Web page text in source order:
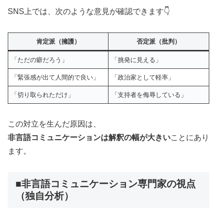
SNS上では、次のような意見が確認できます👇
肯定派（擁護） 否定派（批判）
「ただの癖だろう」 「挑発に見える」
「緊張感が出て人間的で良い」 「政治家として軽率」
「切り取られただけ」 「支持者を侮辱している」
この対立を生んだ原因は、
非言語コミュニケーションは解釈の幅が大きいことにあり
ます。
■非言語コミュニケーション専門家の視点
（独自分析）